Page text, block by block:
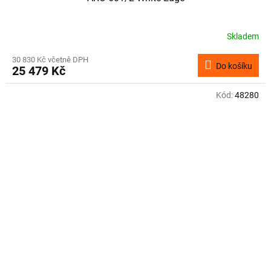
Skladem
30 830 Kč včetně DPH
25 479 Kč Do košíku
Kód:48280